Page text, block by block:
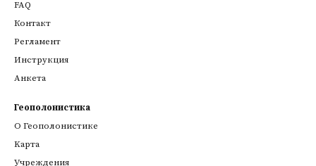
FAQ
Контакт
Регламент
Инструкция
Анкета
Геополонистика
О Геополонистике
Kарта
Учреждения